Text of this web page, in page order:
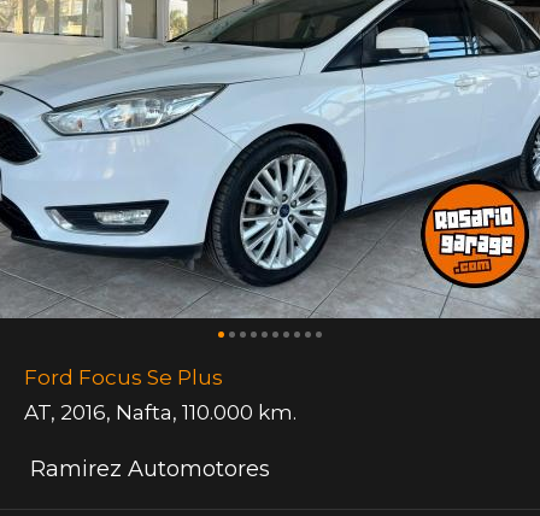
Ford Focus Se Plus
AT, 2016, Nafta, 110.000 km.
Ramirez Automotores